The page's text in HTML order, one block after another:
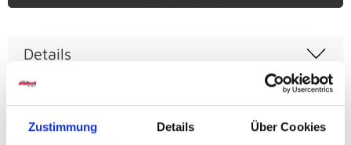
Zustimmung Details Über Cookies
Details
Deckplatte 22 mm